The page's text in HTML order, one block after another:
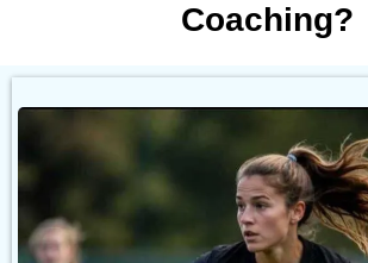
Coaching?